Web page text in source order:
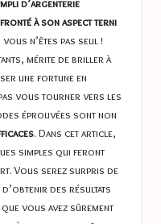
d’argenterie
à son aspect terni
n’êtes pas seul !
mérite de briller à
une fortune en
vous tourner vers les
éprouvées sont non
. Dans cet article,
simples qui feront
Vous serez surpris de
des résultats
vous avez sûrement